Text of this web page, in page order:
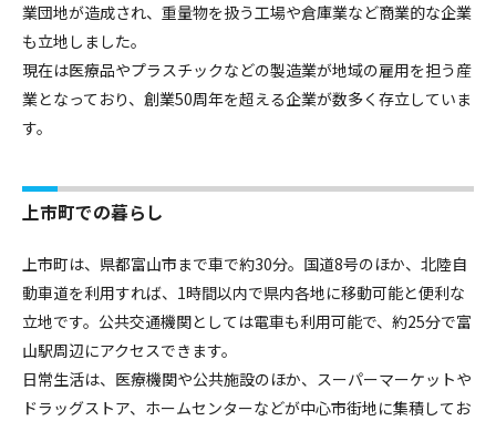
業団地が造成され、重量物を扱う工場や倉庫業など商業的な企業
も立地しました。
現在は医療品やプラスチックなどの製造業が地域の雇用を担う産
業となっており、創業50周年を超える企業が数多く存立していま
す。
上市町での暮らし
上市町は、県都富山市まで車で約30分。国道8号のほか、北陸自
動車道を利用すれば、1時間以内で県内各地に移動可能と便利な
立地です。公共交通機関としては電車も利用可能で、約25分で富
山駅周辺にアクセスできます。
日常生活は、医療機関や公共施設のほか、スーパーマーケットや
ドラッグストア、ホームセンターなどが中心市街地に集積してお